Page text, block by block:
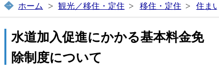
ホーム 観光／移住・定住 移住・定住 住ま
水道加入促進にかかる基本料金免
除制度について